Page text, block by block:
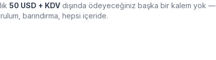
50 USD + KDV dışında ödeyeceğiniz başka bir kalem yok —
barındırma, hepsi içeride.